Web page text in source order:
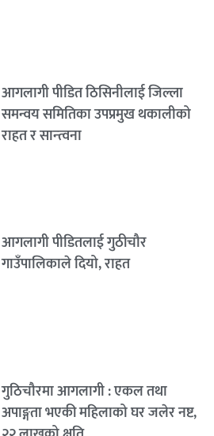
आगलागी पीडित ठिसिनीलाई जिल्ला
समन्वय समितिका उपप्रमुख थकालीको
राहत र सान्त्वना
आगलागी पीडितलाई गुठीचौर
गाउँपालिकाले दियो, राहत
गुठिचौरमा आगलागी : एकल तथा
अपाङ्गता भएकी महिलाको घर जलेर नष्ट,